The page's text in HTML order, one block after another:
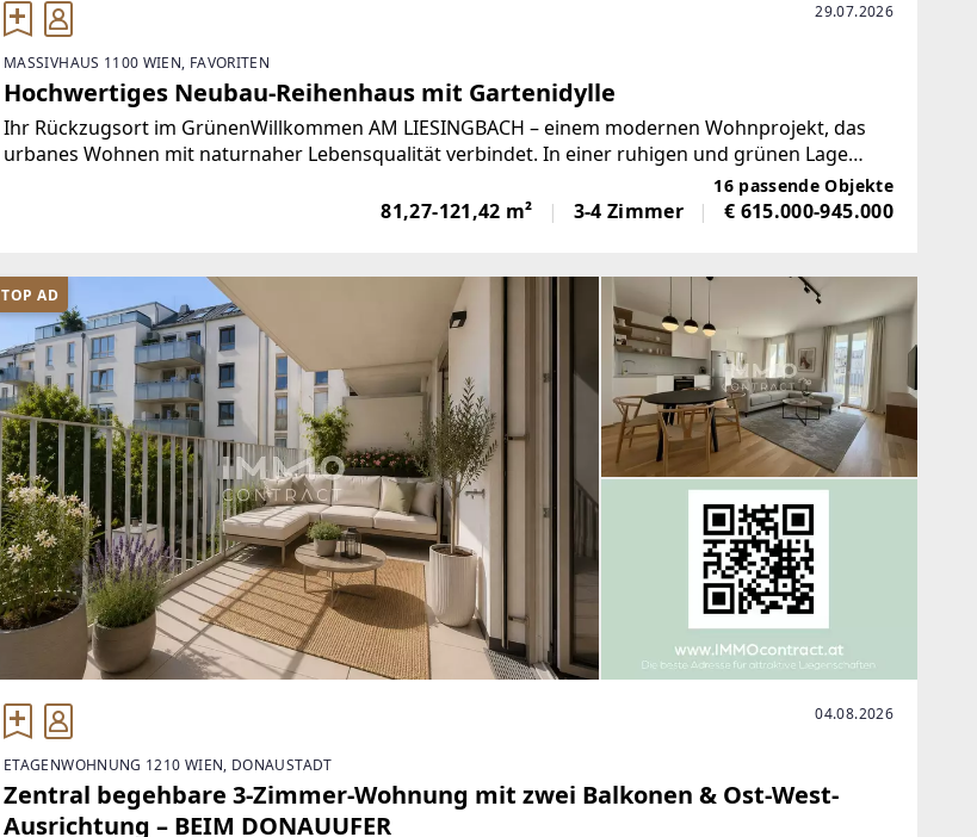
29.07.2026
MASSIVHAUS 1100 WIEN, FAVORITEN
Hochwertiges Neubau-Reihenhaus mit Gartenidylle
Ihr Rückzugsort im GrünenWillkommen AM LIESINGBACH – einem modernen Wohnprojekt, das
urbanes Wohnen mit naturnaher Lebensqualität verbindet. In einer ruhigen und grünen Lage
nahe Oberlaa entsteht ein harmonisches Wohnensemble mit 20 Eigentumswohnungen16 passende Objekte
81,27-121,42 m² 3-4 Zimmer € 615.000-945.000
TOP AD
04.08.2026
ETAGENWOHNUNG 1210 WIEN, DONAUSTADT
Zentral begehbare 3-Zimmer-Wohnung mit zwei Balkonen & Ost-West-
Ausrichtung – BEIM DONAUUFER